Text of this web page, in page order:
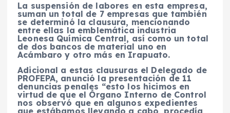
La suspensión de labores en esta empresa,
suman un total de 7 empresas que también
se determinó la clausura, mencionando
entre ellas la emblemática industria
Leonesa Química Central, así como un total
de dos bancos de material uno en
Acámbaro y otro más en Irapuato.
Adicional a estas clausuras el Delegado de
PROFEPA, anunció la presentación de 11
denuncias penales “esto los hicimos en
virtud de que el Órgano Interno de Control
nos observó que en algunos expedientes